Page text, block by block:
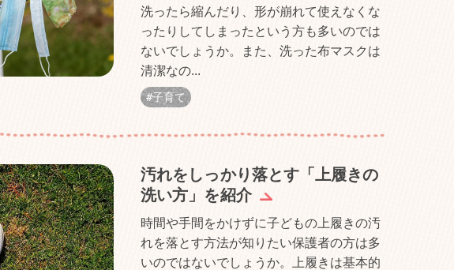
洗ったら縮んだり、形が崩れて使えなくな
ったりしてしまったという方も多いのでは
ないでしょうか。また、洗った布マスクは
清潔なの...
子育て
汚れをしっかり落とす「上履きの
洗い方」を紹介
時間や手間をかけずに子どもの上履きの汚
れを落とす方法が知りたい保護者の方は多
いのではないでしょうか。上履きは基本的